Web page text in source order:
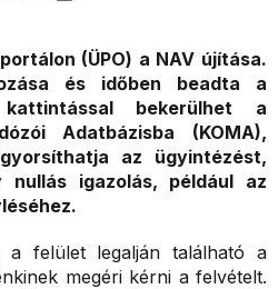
(ÜPO) a NAV újítása.
és időben beadta a
bekerülhet a
Adatbázisba (KOMA),
az ügyintézést,
nullás igazolás, például az
a felület legalján található a
megéri kérni a felvételt.